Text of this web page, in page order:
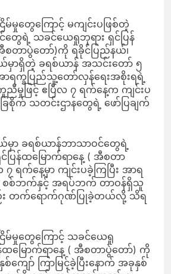
မှုတွေကြောင့် မကျင်းပဖြစ်တဲ့
တွေရဲ့ သခင်ယေရှုဘုရား ရှင်ပြန်
စတာပွဲတော်)ကို ရခိုင်ပြည်နယ်၊
မှာရှိတဲ့ ခရစ်ယာန် အသင်းတော် ၅
ာရက္ခပြည်သူ့တော်လှန်ရေးအစိုးရရဲ့
မှုဖြင့် ဧပြီလ ၇ ရက်နေ့က ကျင်းပ
က် သတင်းဌာနတွေရဲ့ ဖော်ပြချက်
မှာ ခရစ်ယာန်ဘာသာဝင်တွေရဲ့
ြန်ထမြောက်ရာနေ့ ( အီစတာ
၇ ရက်နေ့မှာ ကျင်းပခဲ့ကြပြီး အာရ
စစ်ဘက်နှင့် အရပ်ဘက် တာဝန်ရှိသူ
တက်ရောက်ဂုဏ်ပြုခဲ့တယ်လို့ သိရ
မ်မှုတွေကြောင့် သခင်ယေရှု
ထမြောက်ရာနေ့ ( အီစတာပွဲတော်) ကို
ကျော် ကြာမြင့်ခဲ့ပြီးနောက် အခုနှစ်